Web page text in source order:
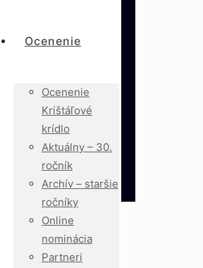
Ocenenie
Ocenenie
Krištáľové
krídlo
Aktuálny – 30.
ročník
Archív – staršie
ročníky
Online
nominácia
Partneri